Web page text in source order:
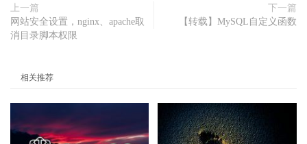
上一篇
网站安全设置，nginx、apache取
消目录脚本权限
下一篇
【转载】MySQL自定义函数
相关推荐